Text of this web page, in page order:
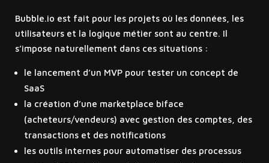
Bubble.io est fait pour les projets où les données, les
utilisateurs et la logique métier sont au centre. Il
s’impose naturellement dans ces situations :
le lancement d’un MVP pour tester un concept de
SaaS
la création d’une marketplace biface
(acheteurs/vendeurs) avec gestion des comptes, des
transactions et des notifications
les outils internes pour automatiser des processus